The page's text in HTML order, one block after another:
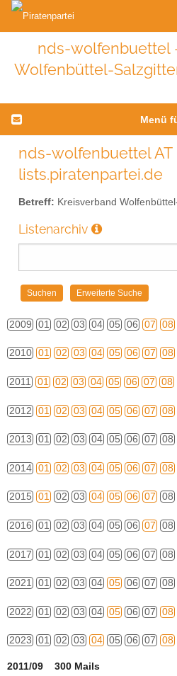
nds-wolfenbuettel
Wolfenbüttel-
Menü
nds-wolfenbuettel AT
lists.piratenpartei.de
Betreff: Kreisverband
Listenarchiv
2009 01 02 03 04 05 06 07 08
2010 01 02 03 04 05 06 07 08
2011 01 02 03 04 05 06 07 08
2012 01 02 03 04 05 06 07 08
2013 01 02 03 04 05 06 07 08
2014 01 02 03 04 05 06 07 08
2015 01 02 03 04 05 06 07 08
2016 01 02 03 04 05 06 07 08
2017 01 02 03 04 05 06 07 08
2021 01 02 03 04 05 06 07 08
2022 01 02 03 04 05 06 07 08
2023 01 02 03 04 05 06 07 08
2011/09 300 Mails